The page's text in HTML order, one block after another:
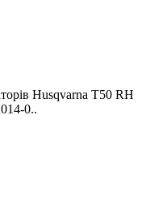
Husqvarna T50 RH
0..